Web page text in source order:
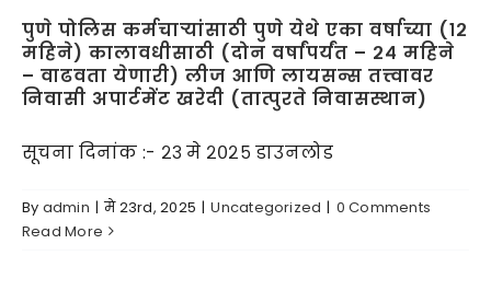
पुणे पोलिस कर्मचाऱ्यांसाठी पुणे येथे एका वर्षाच्या (१२
महिने) कालावधीसाठी (दोन वर्षांपर्यंत – २४ महिने
– वाढवता येणारी) लीज आणि लायसन्स तत्त्वावर
निवासी अपार्टमेंट खरेदी (तात्पुरते निवासस्थान)
सूचना दिनांक :- २३ मे २०२५ डाउनलोड
By admin | मे 23rd, 2025 | Uncategorized | 0 Comments
Read More